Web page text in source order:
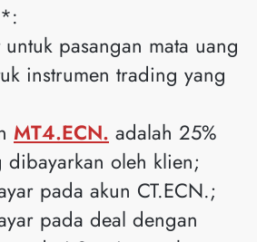
pasangan mata uang
instrumen trading yang
MT4.ECN. adalah 25%
oleh klien;
pada akun CT.ECN.;
pada deal dengan